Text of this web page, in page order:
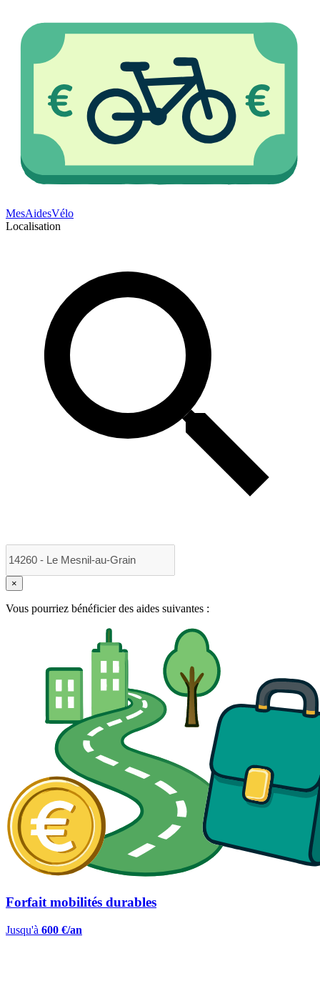
MesAidesVélo
Localisation
×
Vous pourriez bénéficier des aides suivantes :
Forfait mobilités durables
Jusqu'à 600 €/an